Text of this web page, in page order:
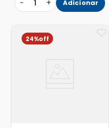
− 1 + Adicionar
24%